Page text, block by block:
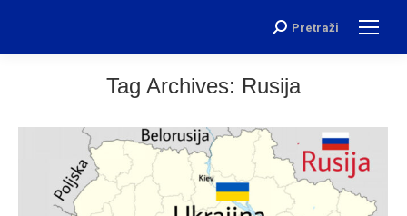
Search:
Pretraži
Tag Archives: Rusija